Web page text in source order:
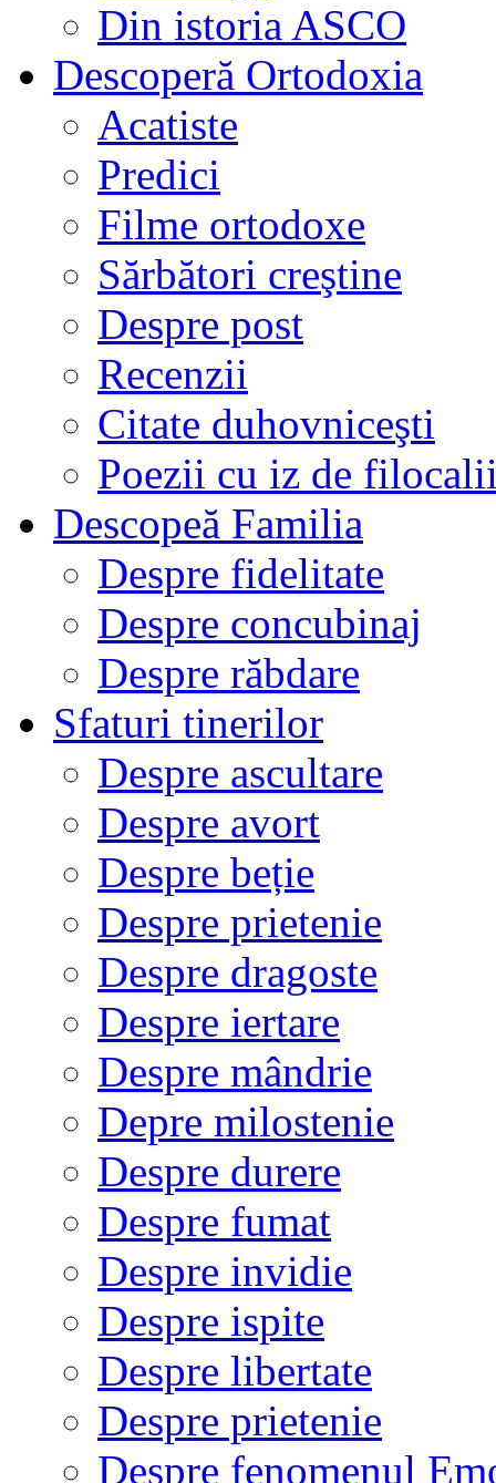
Din istoria ASCO
Descoperă Ortodoxia
Acatiste
Predici
Filme ortodoxe
Sărbători creştine
Despre post
Recenzii
Citate duhovniceşti
Poezii cu iz de
Descopeă Familia
Despre fidelitate
Despre concubinaj
Despre răbdare
Sfaturi tinerilor
Despre ascultare
Despre avort
Despre beție
Despre prietenie
Despre dragoste
Despre iertare
Despre mândrie
Depre milostenie
Despre durere
Despre fumat
Despre invidie
Despre ispite
Despre libertate
Despre prietenie
Despre fenomenul